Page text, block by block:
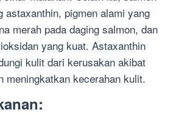
astaxanthin, pigmen alami yang
merah pada daging salmon, dan
yang kuat. Astaxanthin
kulit dari kerusakan akibat
meningkatkan kecerahan kulit.